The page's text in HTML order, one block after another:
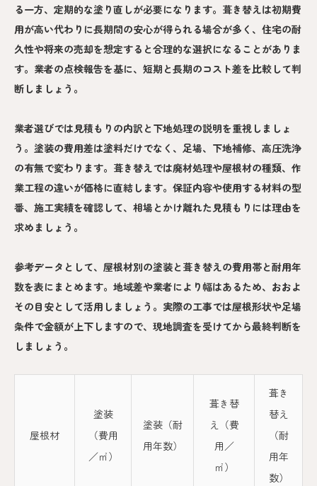
る一方、定期的な塗り直しが必要になります。葺き替えは初期費
用が高い代わりに長期間の安心が得られる場合が多く、住宅の耐
久性や将来の売却を想定すると合理的な選択になることがありま
す。業者の点検報告を基に、短期と長期のコスト差を比較して判
断しましょう。
業者選びでは見積もりの内訳と下地処理の説明を重視しましょ
う。塗装の費用差は塗料だけでなく、足場、下地補修、高圧洗浄
の有無で変わります。葺き替えでは廃材処理や屋根材の種類、作
業工程の違いが価格に直結します。保証内容や使用する材料の型
番、施工実績を確認して、相場とかけ離れた見積もりには理由を
求めましょう。
参考データとして、屋根材別の塗装と葺き替えの費用帯と耐用年
数を表にまとめます。地域差や業者により幅はあるため、おおよ
その目安として活用しましょう。実際の工事では屋根形状や足場
条件で金額が上下しますので、現地調査を受けてから最終判断を
しましょう。
屋根材
塗装
（費用
／㎡）
塗装（耐
用年数）
葺き替
え（費
用／
㎡）
葺き
替え
（耐
用年
数）